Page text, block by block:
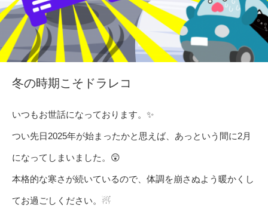
冬の時期こそドラレコ
いつもお世話になっております。✨
つい先日2025年が始まったかと思えば、あっという間に2月
になってしまいました。😲
本格的な寒さが続いているので、体調を崩さぬよう暖かくし
てお過ごしください。☃